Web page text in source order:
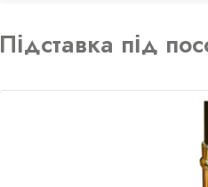
Підставка під